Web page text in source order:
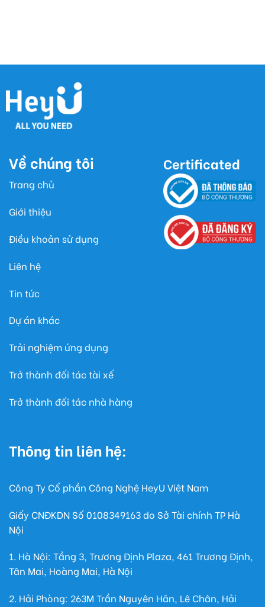
Về chúng tôi
Trang chủ
Giới thiệu
Điều khoản sử dụng
Liên hệ
Tin tức
Dự án khác
Trải nghiệm ứng dụng
Trở thành đối tác tài xế
Trở thành đối tác nhà hàng
Certificated
Thông tin liên hệ:
Công Ty Cổ phần Công Nghệ HeyU Việt Nam
Giấy CNĐKDN Số0108349163do Sở Tài chính TP Hà
Nội
1. Hà Nội: Tầng 3, Trương Định Plaza, 461 Trương Định,
Tân Mai, Hoàng Mai, Hà Nội
2. Hải Phòng: 263M Trần Nguyên Hãn, Lê Chân, Hải